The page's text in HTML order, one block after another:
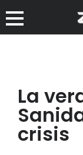
La
crisis